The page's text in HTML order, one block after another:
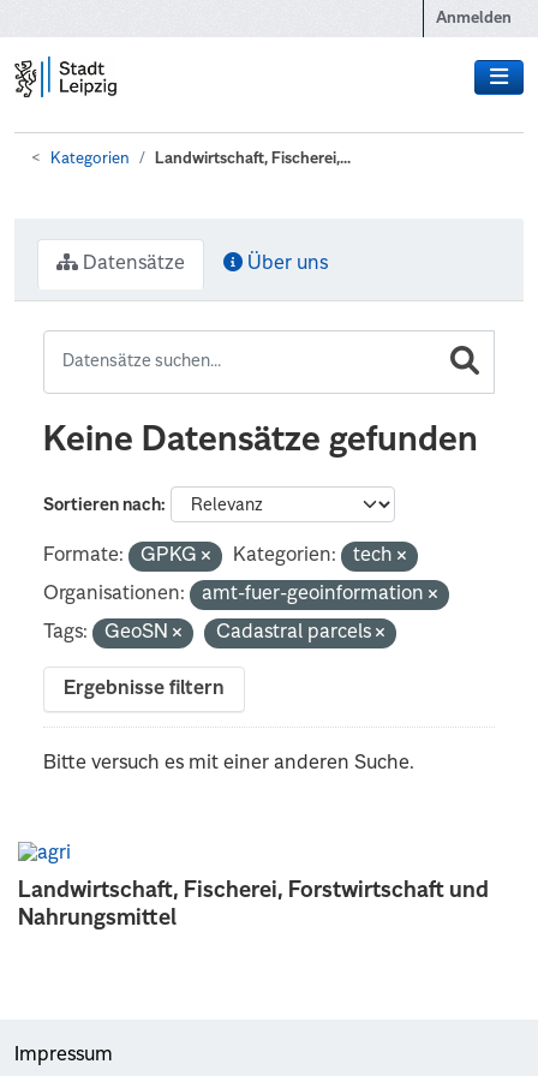
Anmelden
Kategorien Landwirtschaft, Fischerei,...
Landwirtschaft, Fischerei, Forstwirtschaft und
Nahrungsmittel
Datensätze Über uns
Keine Datensätze gefunden
Sortieren nach
Formate: GPKG Kategorien:
tech
Organisationen:
amt-fuer-geoinformation
Tags:
GeoSN Cadastral parcels
Ergebnisse filtern
Bitte versuch es mit einer anderen Suche.
Impressum